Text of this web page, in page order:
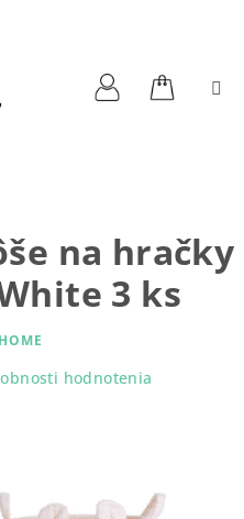
na hračky
3 ks
hodnotenia